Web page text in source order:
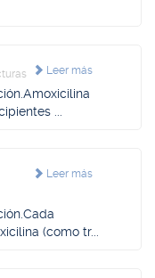
Leer más
...
Leer más
(como tr...